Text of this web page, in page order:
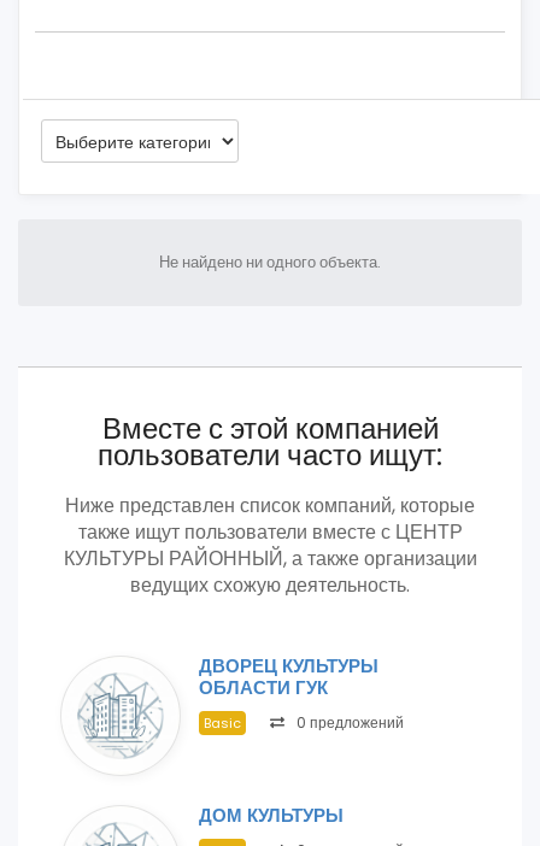
Не найдено ни одного объекта.
Вместе с этой компанией
пользователи часто ищут:
Ниже представлен список компаний, которые
также ищут пользователи вместе с ЦЕНТР
КУЛЬТУРЫ РАЙОННЫЙ, а также организации
ведущих схожую деятельность.
ДВОРЕЦ КУЛЬТУРЫ
ОБЛАСТИ ГУК
Basic 0 предложений
ДОМ КУЛЬТУРЫ